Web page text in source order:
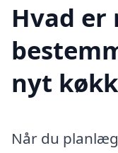
Hvad
nyt
Når du